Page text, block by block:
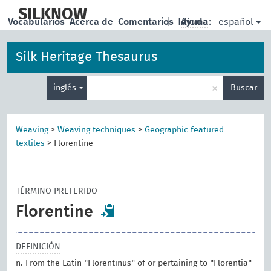
main
SILKNOW | Idioma: español
Vocabularios Acerca de Comentarios Ayuda
Silk Heritage Thesaurus
inglés × Buscar
Weaving>Weaving techniques >Geographic featured
textiles > Florentine
TÉRMINO PREFERIDO
Florentine
DEFINICIÓN
n. From the Latin "Flōrentīnus" of or pertaining to "Flōrentia"